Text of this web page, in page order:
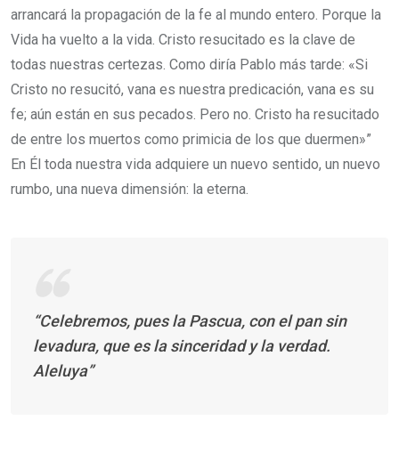
arrancará la propagación de la fe al mundo entero. Porque la
Vida ha vuelto a la vida. Cristo resucitado es la clave de
todas nuestras certezas. Como diría Pablo más tarde: «Si
Cristo no resucitó, vana es nuestra predicación, vana es su
fe; aún están en sus pecados. Pero no. Cristo ha resucitado
de entre los muertos como primicia de los que duermen»”
En Él toda nuestra vida adquiere un nuevo sentido, un nuevo
rumbo, una nueva dimensión: la eterna.
“Celebremos, pues la Pascua, con el pan sin
levadura, que es la sinceridad y la verdad.
Aleluya”